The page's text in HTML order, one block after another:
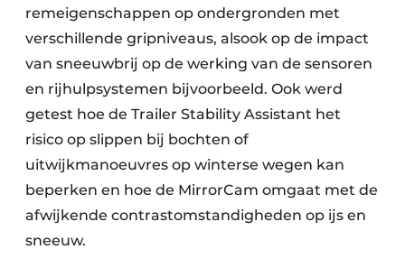
remeigenschappen op ondergronden met
verschillende gripniveaus, alsook op de impact
van sneeuwbrij op de werking van de sensoren
en rijhulpsystemen bijvoorbeeld. Ook werd
getest hoe de Trailer Stability Assistant het
risico op slippen bij bochten of
uitwijkmanoeuvres op winterse wegen kan
beperken en hoe de MirrorCam omgaat met de
afwijkende contrastomstandigheden op ijs en
sneeuw.